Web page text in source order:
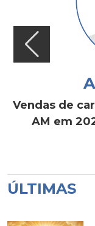
Vendas de
AM em
ÚLTIMAS